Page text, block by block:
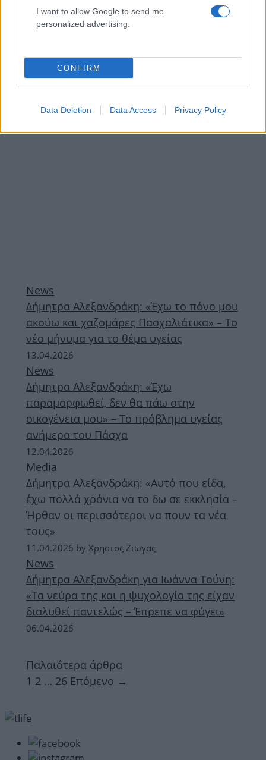
I want to allow Google to send me
personalized advertising.
CONFIRM
Data Deletion Data Access Privacy Policy
είναι»
18.04.2026
Δήμητρα Αλεξανδράκη: «Η Ιωάννα Τούνη
δεν έχει συνειδητοποιήσει τη νίκη της» –
Η αποκάλυψη για την προσωπική της ζωή
ΔΙΑΦΗΜΙΣΗ
News
Δήμητρα Αλεξανδράκη: «Έχω το πόνο μου
ακούω και χαζομάρες Πασχαλιάτικα» – Το
νέο μήνυμα για το θέμα υγείας
13.04.2026
News
Δήμητρα Αλεξανδράκη: «Έχω
παραμορφωθεί, δεν θα πάω στην
οικογένεια μου» – Το πρόβλημα υγείας
ανήμερα του Πάσχα
12.04.2026
Media
Δήμητρα Αλεξανδράκη: «Αυτό που είδα,
έχω πολλά χρόνια να το δω σε εκκλησία –
Ήρθαν οι περισσότεροι να πουν τα νέα
τους»
11.04.2026 by Χρηστος Ζιωγας
News
Δήμητρα Αλεξανδράκη για Ιωάννα Τούνη:
«Τα νεύρα της και η ψυχολογία της είχαν
διαλυθεί παντελώς – Έπρεπε να φύγει»
06.04.2026
Παλαιότερα άρθρα
Σελίδα
1 Σελίδα
2 … Σελίδα
26 Επόμενο →